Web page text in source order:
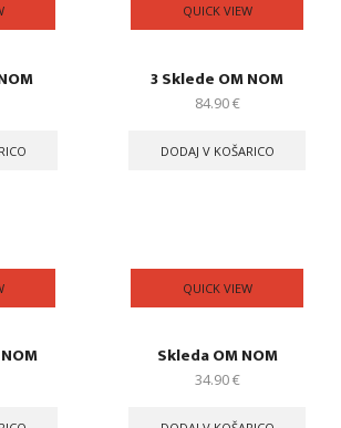
QUICK VIEW
3 Sklede OM NOM
84.90€
DODAJ V KOŠARICO
QUICK VIEW
Skleda OM NOM
34.90€